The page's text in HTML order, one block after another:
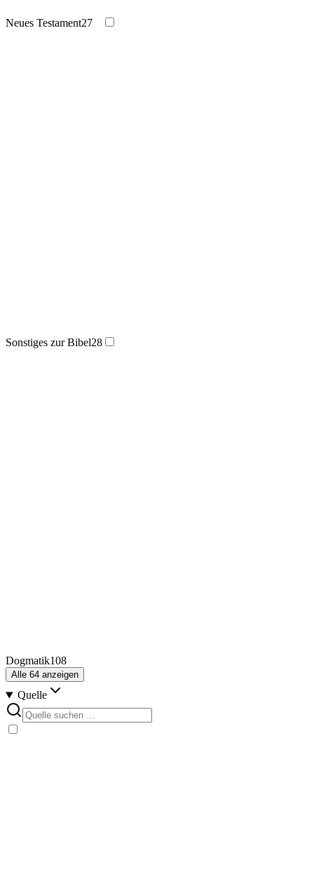
Neues Testament27
Sonstiges zur Bibel28
Dogmatik108
Alle 64 anzeigen
Quelle